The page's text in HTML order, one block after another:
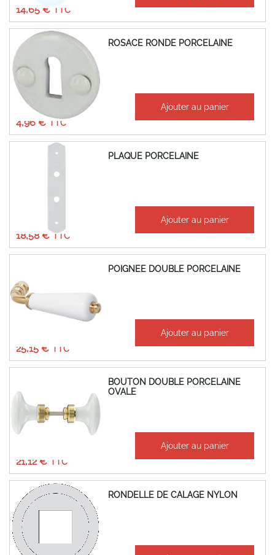
14,65 €
ROSACE RONDE PORCELAINE
À partir de
4,96 €
4,13 € Ajouter au panier
PLAQUE PORCELAINE
18,58 €
Ajouter au panier
POIGNEE DOUBLE PORCELAINE
25,15 €
Ajouter au panier
BOUTON DOUBLE PORCELAINE
OVALE
À partir de
21,12 €
Ajouter au panier
RONDELLE DE CALAGE NYLON